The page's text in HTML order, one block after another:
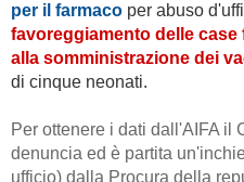
per il farmaco per abuso
favoreggiamento delle
alla somministrazione dei
di cinque neonati.
Per ottenere i dati dall'AIFA il
denuncia ed è partita
ufficio) dalla Procura della